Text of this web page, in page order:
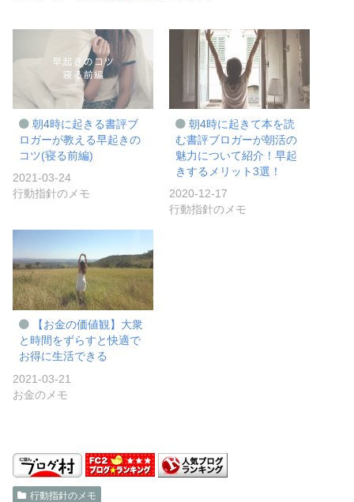
朝4時に起きる書評ブ
ロガーが教える早起きの
コツ(寝る前編)
2021-03-24
行動指針のメモ
朝4時に起きて本を読
む書評ブロガーが朝活の
魅力について紹介！早起
きするメリット3選！
2020-12-17
行動指針のメモ
【お金の価値観】大衆
と時間をずらすと快適で
お得に生活できる
2021-03-21
お金のメモ
行動指針のメモ